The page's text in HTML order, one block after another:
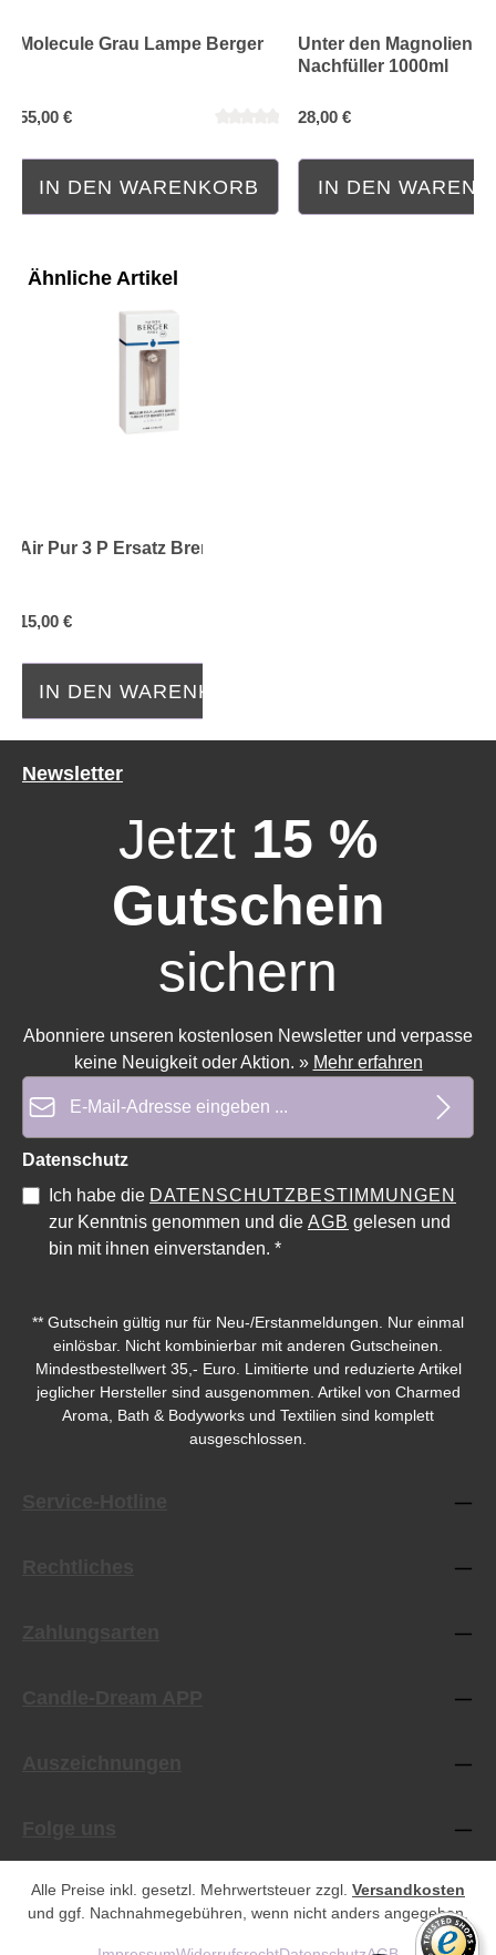
Molecule Grau Lampe Berger
55,00 €
Durchschnittliche Bewertung von 0 von 5 Sternen
IN DEN WARENKORB
Unter den Magnolien
Nachfüller 1000ml
28,00 €
Durchschnittliche
IN DEN
Ähnliche Artikel
Air Pur 3 P Ersatz Brenner
15,00 €
IN DEN WARENKORB
Newsletter
Jetzt 15 %
Gutschein
sichern
Abonniere unseren kostenlosen Newsletter und verpasse
keine Neuigkeit oder Aktion. » Mehr erfahren
Datenschutz
Ich habe die DATENSCHUTZBESTIMMUNGEN
zur Kenntnis genommen und die AGB gelesen und
bin mit ihnen einverstanden. *
** Gutschein gültig nur für Neu-/Erstanmeldungen. Nur einmal
einlösbar. Nicht kombinierbar mit anderen Gutscheinen.
Mindestbestellwert 35,- Euro. Limitierte und reduzierte Artikel
jeglicher Hersteller sind ausgenommen. Artikel von Charmed
Aroma, Bath & Bodyworks und Textilien sind komplett
ausgeschlossen.
Alle Preise inkl. gesetzl. Mehrwertsteuer zzgl. Versandkosten
und ggf. Nachnahmegebühren, wenn nicht anders angegeben.